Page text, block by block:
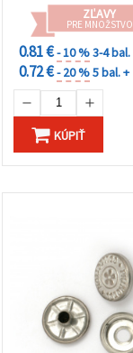
ZĽAVY
PRE MNOŽSTVO
0.81 €- 10 %3-4 bal.
0.72 €- 20 %5 bal. +
KÚPIŤ